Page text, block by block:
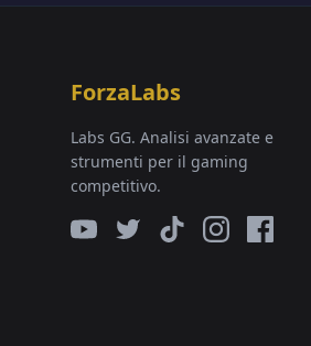
ForzaLabs
Labs GG. Analisi avanzate e
strumenti per il gaming
competitivo.